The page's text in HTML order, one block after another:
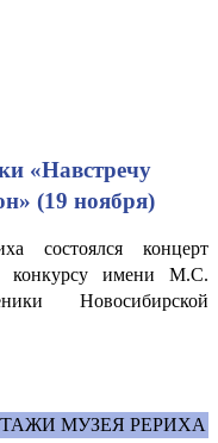
«Навстречу
(19 ноября)
состоялся концерт
конкурсу имени М.С.
Новосибирской
МУЗЕЯ РЕРИХА